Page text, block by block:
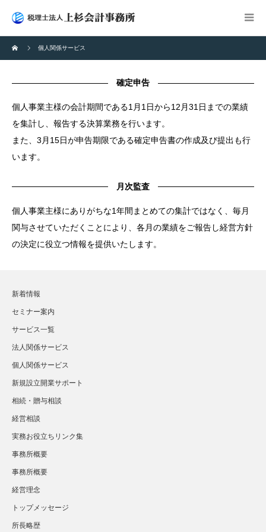
個人関係サービス
確定申告
個人事業主様の会計期間である1月1日から12月31日までの業績
を集計し、報告する決算業務を行います。
また、3月15日が申告期限である確定申告書の作成及び提出も行
います。
月次監査
個人事業主様にありがちな1年間まとめての集計ではなく、毎月
関与させていただくことにより、各月の業績をご報告し経営方針
の決定に役立つ情報を提供いたします。
新着情報
セミナー案内
サービス一覧
法人関係サービス
個人関係サービス
新規設立開業サポート
相続・贈与相談
経営相談
実務お役立ちリンク集
事務所概要
事務所概要
経営理念
トップメッセージ
所長略歴